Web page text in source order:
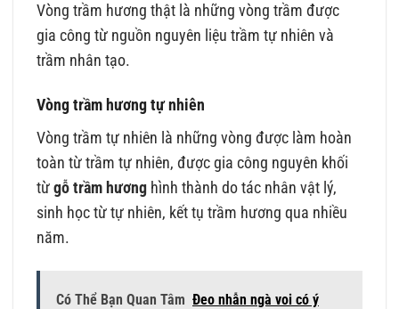
Vòng trầm hương thật là những vòng trầm được
gia công từ nguồn nguyên liệu trầm tự nhiên và
trầm nhân tạo.
Vòng trầm hương tự nhiên
Vòng trầm tự nhiên là những vòng được làm hoàn
toàn từ trầm tự nhiên, được gia công nguyên khối
từ gỗ trầm hương hình thành do tác nhân vật lý,
sinh học từ tự nhiên, kết tụ trầm hương qua nhiều
năm.
Có Thể Bạn Quan Tâm Đeo nhẫn ngà voi có ý